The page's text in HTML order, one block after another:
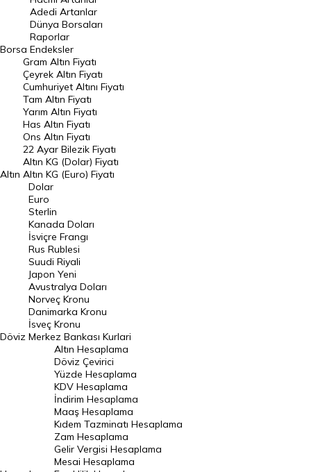
Geçmiş Kapanışlar
Dünya Borsaları
Raporlar
Endeksler
DÖVİZ
Döviz Kuru
Dolar Kuru
Euro Kuru
Pound Kuru
Frank Kuru
Riyal Kuru
Avustralya Doları
Danimarka Kronu Kuru
Kanada Doları Kuru
Norveç Kronu Kuru
İsveç Kronu Kuru
Japon Yeni Kuru
Serbest Piyasa Döviz Kurları
Merkez Bankası Döviz Kurları
Borsa
Adedi Artanlar
Dünya Borsaları
Raporlar
Endeksler
Altın
Gram Altın Fiyatı
Çeyrek Altın Fiyatı
Cumhuriyet Altını Fiyatı
Tam Altın Fiyatı
Yarım Altın Fiyatı
Has Altın Fiyatı
Ons Altın Fiyatı
22 Ayar Bilezik Fiyatı
Altın KG (Dolar) Fiyatı
Altın KG (Euro) Fiyatı
Döviz
Dolar
Euro
Sterlin
Kanada Doları
İsviçre Frangı
Rus Rublesi
Suudi Riyali
Japon Yeni
Avustralya Doları
Norveç Kronu
Danimarka Kronu
İsveç Kronu
Merkez Bankası Kurlari
Altın Hesaplama
Döviz Çevirici
Yüzde Hesaplama
KDV Hesaplama
İndirim Hesaplama
Maaş Hesaplama
Kıdem Tazminatı Hesaplama
Zam Hesaplama
Gelir Vergisi Hesaplama
Mesai Hesaplama